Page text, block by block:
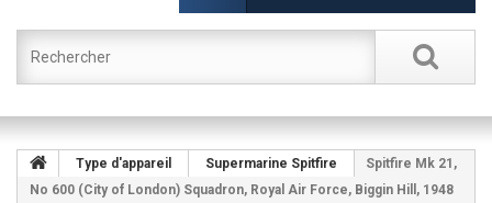
Type d'appareil Supermarine Spitfire
Spitfire Mk 21,
No 600 (City of London) Squadron, Royal Air Force, Biggin Hill, 1948